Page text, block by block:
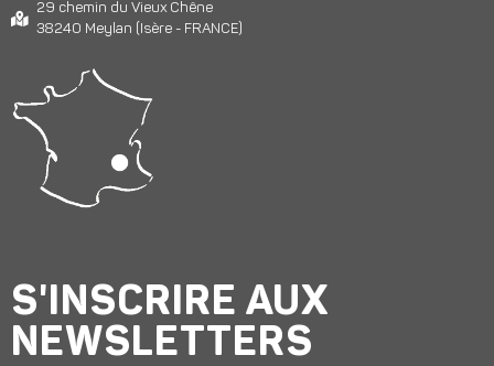
29 chemin du Vieux Chêne
38240 Meylan (Isère - FRANCE)
S'INSCRIRE AUX
NEWSLETTERS